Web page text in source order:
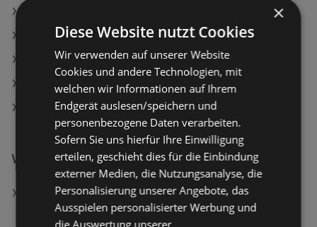
BIPA in Rohrbach-Berg
BIPA in Thalheim bei Wels
BIPA in Trieben
BIPA in Lienz
Weiterführende Links
Pampers Windeln Premium Protection Gr. 5 (11-16
×
Diese Website nutzt Cookies
Wir verwenden auf unserer Website
Cookies und andere Technologien, mit
welchen wir Informationen auf Ihrem
Endgerät auslesen/speichern und
personenbezogene Daten verarbeiten.
Sofern Sie uns hierfür Ihre Einwilligung
erteilen, geschieht dies für die Einbindung
externer Medien, die Nutzungsanalyse, die
Personalisierung unserer Angebote, das
Ausspielen personalisierter Werbung und
die Auswertung unserer